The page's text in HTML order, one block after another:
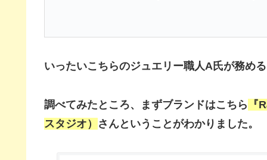
いったいこちらのジュエリー職人A氏が務める
調べてみたところ、まずブランドはこちら 『
スタジオ） さんということがわかりました。